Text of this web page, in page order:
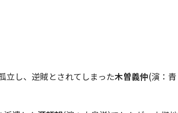
立し、逆賊とされてしまった木曽義仲(演：青